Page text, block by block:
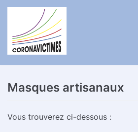
contenu
Masques artisanaux
Vous trouverez ci-dessous :